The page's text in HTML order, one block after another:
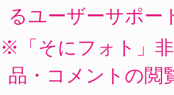
るユーザーサポー
「そにフォト」
品・コメントの閲